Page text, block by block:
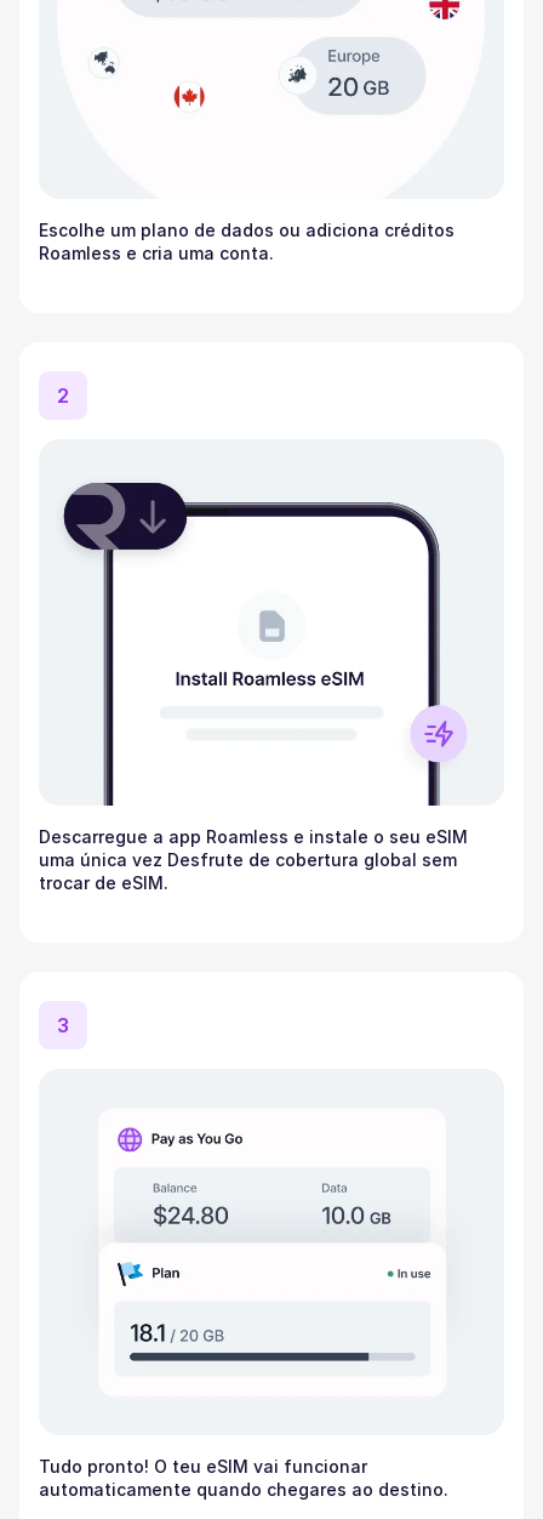
Escolhe um plano de dados ou adiciona créditos
Roamless e cria uma conta.
2
Descarregue a app Roamless e instale o seu eSIM
uma única vez Desfrute de cobertura global sem
trocar de eSIM.
3
Tudo pronto! O teu eSIM vai funcionar
automaticamente quando chegares ao destino.